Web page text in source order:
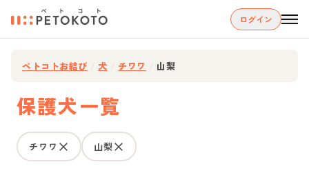
ログイン
ペトコトお結び 犬 チワワ 山梨
保護犬一覧
チワワ 山梨